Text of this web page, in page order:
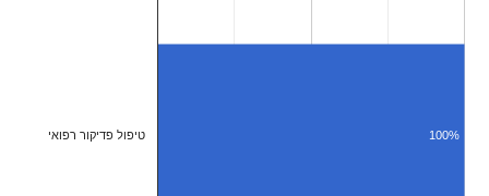
טיפול פדיקור רפואי 100%